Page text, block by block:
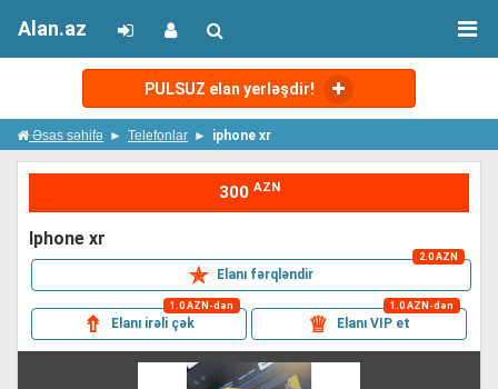
PULSUZ elan yerləşdir!
Alan.az
Əsas səhifə Telefonlar iphone xr
300 AZN
iphone xr
✯ Elanı fərqləndir
2.0 AZN
⇮ Elanı irəli çək
1.0 AZN-dən
♕ Elanı VIP et
1.0 AZN-dən